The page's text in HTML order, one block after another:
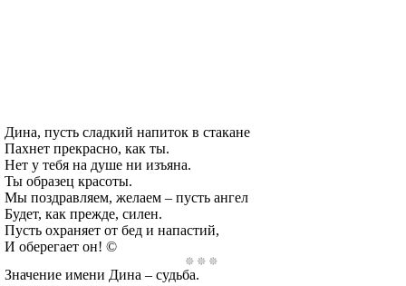
Дина, пусть сладкий напиток в стакане
Пахнет прекрасно, как ты.
Нет у тебя на душе ни изъяна.
Ты образец красоты.
Мы поздравляем, желаем – пусть ангел
Будет, как прежде, силен.
Пусть охраняет от бед и напастий,
И оберегает он! ©
Значение имени Дина – судьба.